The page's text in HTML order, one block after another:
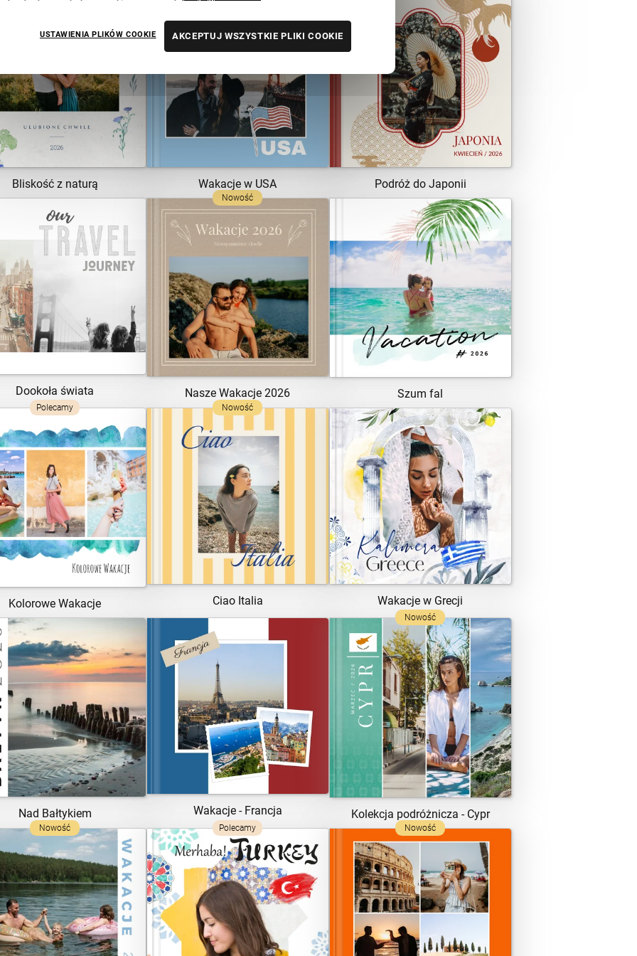
Bliskość z naturą
ZOBACZ SZABLON
Wakacje w USA
ZOBACZ SZABLON
Podróż do Japonii
ZOBACZ SZABLON
Dookoła świata
ZOBACZ SZABLON
Nowość
Nasze Wakacje 2026
ZOBACZ SZABLON
Szum fal
ZOBACZ SZABLON
Polecamy
Kolorowe Wakacje
ZOBACZ SZABLON
Nowość
Ciao Italia
ZOBACZ SZABLON
Wakacje w Grecji
ZOBACZ SZABLON
Nad Bałtykiem
ZOBACZ SZABLON
Wakacje - Francja
ZOBACZ SZABLON
Nowość
Kolekcja podróżnicza - Cypr
ZOBACZ SZABLON
Nowość
ZOBACZ SZABLON
Polecamy
ZOBACZ SZABLON
Nowość
ZOBACZ SZABLON
USTAWIENIA PLIKÓW COOKIE AKCEPTUJ WSZYSTKIE PLIKI COOKIE